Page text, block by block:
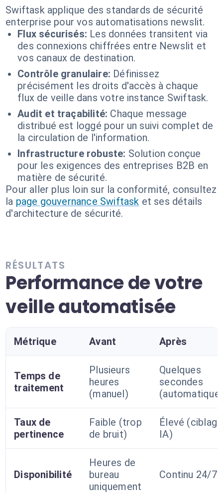
Swiftask applique des standards de sécurité
enterprise pour vos automatisations newslit.
Flux sécurisés: Les données transitent via
des connexions chiffrées entre Newslit et
vos canaux de destination.
Contrôle granulaire: Définissez
précisément les droits d'accès à chaque
flux de veille dans votre instance Swiftask.
Audit et traçabilité: Chaque message
distribué est loggé pour un suivi complet de
la circulation de l'information.
Infrastructure robuste: Solution conçue
pour les exigences des entreprises B2B en
matière de sécurité.
Pour aller plus loin sur la conformité, consultez
la page gouvernance Swiftask et ses détails
d'architecture de sécurité.
RÉSULTATS
Performance de votre
veille automatisée
Métrique Avant Après
Temps de
traitement
Plusieurs
heures
(manuel)
Quelques
secondes
(automatique)
Taux de
pertinence
Faible (trop
de bruit)
Élevé (ciblage
IA)
Disponibilité
Heures de
bureau
uniquement
Continu 24/7